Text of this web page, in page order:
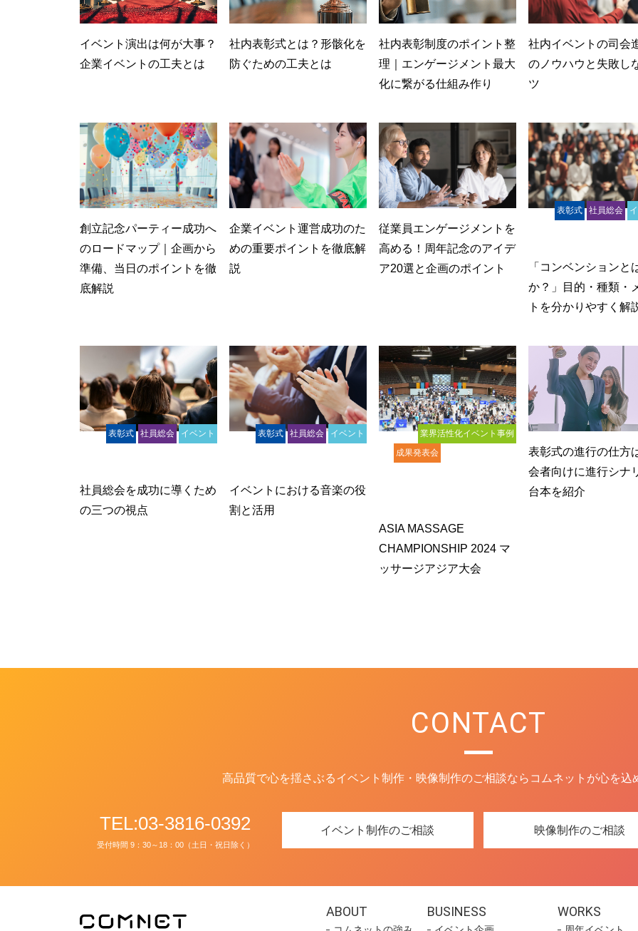
イベント演出は何が大事？
企業イベントの工夫とは
社内表彰式とは？形骸化を
防ぐための工夫とは
社内表彰制度のポイント整
理｜エンゲージメント最大
化に繋がる仕組み作り
社内イベントの司会
のノウハウと失敗し
ツ
創立記念パーティー成功へ
のロードマップ｜企画から
準備、当日のポイントを徹
底解説
企業イベント運営成功のた
めの重要ポイントを徹底解
説
従業員エンゲージメントを
高める！周年記念のアイデ
ア20選と企画のポイント
表彰式 社員総会
「コンベンションと
か？」目的・種類・
トを分かりやすく解
表彰式 社員総会
イベント
社員総会を成功に導くため
の三つの視点
表彰式 社員総会
イベント
イベントにおける音楽の役
割と活用
業界活性化イベント事例
成果発表会
ASIA MASSAGE
CHAMPIONSHIP 2024 マ
ッサージアジア大会
表彰式の進行の仕方
会者向けに進行シナ
台本を紹介
CONTACT
高品質で心を揺さぶるイベント制作・映像制作のご相談ならコムネットが心を込
TEL:03-3816-0392
受付時間 9：30～18：00（土日・祝日除く）
イベント制作のご相談 映像制作のご相談
ABOUT BUSINESS WORKS